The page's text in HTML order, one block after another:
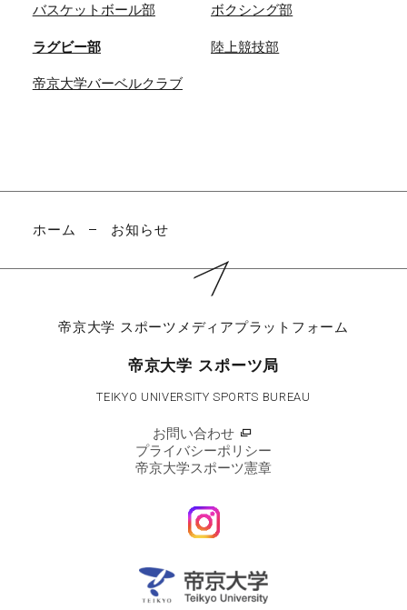
バスケットボール部 ボクシング部
ラグビー部 陸上競技部
帝京大学バーベルクラブ
ホーム お知らせ
帝京大学 スポーツメディアプラットフォーム
帝京大学 スポーツ局
TEIKYO UNIVERSITY SPORTS BUREAU
お問い合わせ
プライバシーポリシー
帝京大学スポーツ憲章